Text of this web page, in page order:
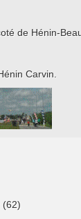
de Hénin-
Carvin.
(62)